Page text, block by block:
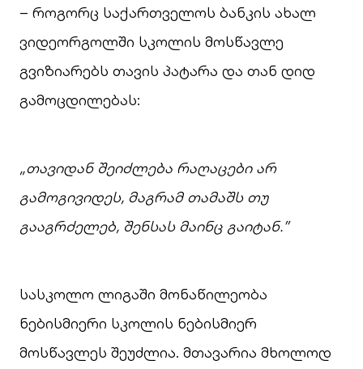
– როგორც საქართველოს ბანკის ახალ
ვიდეორგოლში სკოლის მოსწავლე
გვიზიარებს თავის პატარა და თან დიდ
გამოცდილებას:
„თავიდან შეიძლება რაღაცები არ
გამოგივიდეს, მაგრამ თამაშს თუ
გააგრძელებ, შენსას მაინც გაიტან.”
სასკოლო ლიგაში მონაწილეობა
ნებისმიერი სკოლის ნებისმიერ
მოსწავლეს შეუძლია. მთავარია მხოლოდ